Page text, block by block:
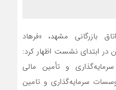
بازرگانی مشهد، «فرهاد
در ابتدای نشست اظهار کرد:
و تأمین مالی
سرمایه‌گذاری و تامین